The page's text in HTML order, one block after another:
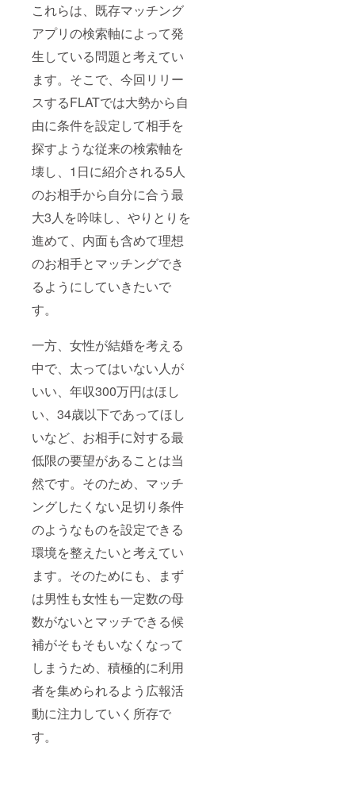
これらは、既存マッチング
アプリの検索軸によって発
生している問題と考えてい
ます。そこで、今回リリー
スするFLATでは大勢から自
由に条件を設定して相手を
探すような従来の検索軸を
壊し、1日に紹介される5人
のお相手から自分に合う最
大3人を吟味し、やりとりを
進めて、内面も含めて理想
のお相手とマッチングでき
るようにしていきたいで
す。
一方、女性が結婚を考える
中で、太ってはいない人が
いい、年収300万円はほし
い、34歳以下であってほし
いなど、お相手に対する最
低限の要望があることは当
然です。そのため、マッチ
ングしたくない足切り条件
のようなものを設定できる
環境を整えたいと考えてい
ます。そのためにも、まず
は男性も女性も一定数の母
数がないとマッチできる候
補がそもそもいなくなって
しまうため、積極的に利用
者を集められるよう広報活
動に注力していく所存で
す。